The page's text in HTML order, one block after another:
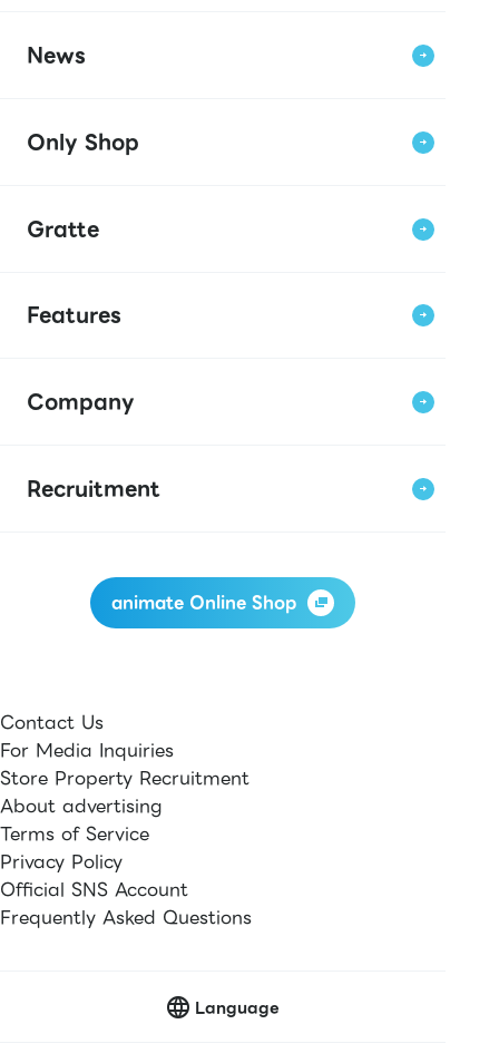
News
Only Shop
Gratte
Features
Company
Recruitment
animate Online Shop
Contact Us
For Media Inquiries
Store Property Recruitment
About advertising
Terms of Service
Privacy Policy
Official SNS Account
Frequently Asked Questions
Language